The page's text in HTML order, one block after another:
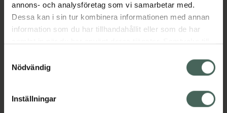
annons- och analysföretag som vi samarbetar med.
Dessa kan i sin tur kombinera informationen med annan
information som du har tillhandahållit eller som de har
återkalla ditt samtycke via webbplatsens
cookieinställningar. Ett återkallat samtycke påverkar inte
lagligheten av behandling som skett innan återkallelsen.
Nödvändig
Inställningar
03264680023101
Kategorier:
AnsiktsserumAnsiktsvårdFrench Beauty
Visa